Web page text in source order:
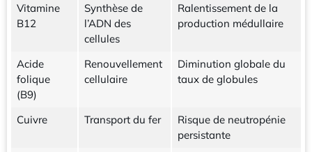
Vitamine
B12
Synthèse de
l’ADN des
cellules
Ralentissement de la
production médullaire
Acide
folique
(B9)
Renouvellement
cellulaire
Diminution globale du
taux de globules
Cuivre Transport du fer
Risque de neutropénie
persistante